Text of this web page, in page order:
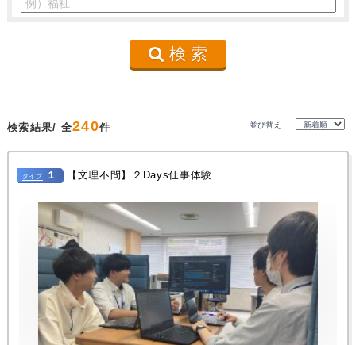
検 索
検索結果/ 全240件 並び替え
タイプ １ 【文理不問】２Days仕事体験